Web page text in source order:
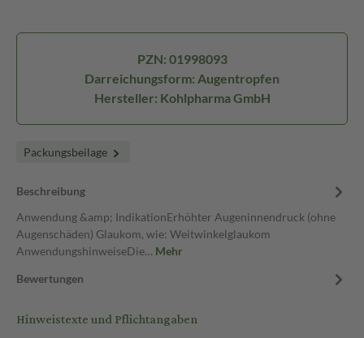
PZN: 01998093
Darreichungsform: Augentropfen
Hersteller: Kohlpharma GmbH
Packungsbeilage
Beschreibung
Anwendung &amp; IndikationErhöhter Augeninnendruck (ohne
Augenschäden) Glaukom, wie: Weitwinkelglaukom
AnwendungshinweiseDie… Mehr
Bewertungen
Hinweistexte und Pflichtangaben